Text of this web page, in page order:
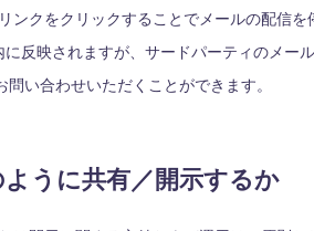
ンクをクリックすることでメールの配信
反映されますが、サードパーティのメー
問い合わせいただくことができます。
うに共有／開示するか